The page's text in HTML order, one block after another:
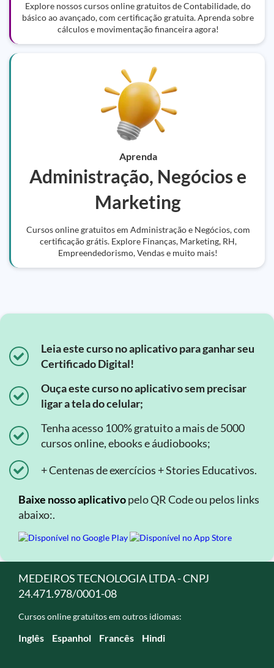
Explore nossos cursos online gratuitos de Contabilidade, do
básico ao avançado, com certificação gratuita. Aprenda sobre
cálculos e movimentação financeira agora!
Aprenda
Administração, Negócios e
Marketing
Cursos online gratuitos em Administração e Negócios, com
certificação grátis. Explore Finanças, Marketing, RH,
Empreendedorismo, Vendas e muito mais!
Leia este curso no aplicativo para ganhar seu
Certificado Digital!
Ouça este curso no aplicativo sem precisar
ligar a tela do celular;
Tenha acesso 100% gratuito a mais de 5000
cursos online, ebooks e áudiobooks;
+ Centenas de exercícios + Stories Educativos.
Baixe nosso aplicativopelo QR Code ou pelos links
abaixo:.
MEDEIROS TECNOLOGIA LTDA - CNPJ
24.471.978/0001-08
Cursos online gratuitos em outros idiomas:
Inglês Espanhol Francês Hindi